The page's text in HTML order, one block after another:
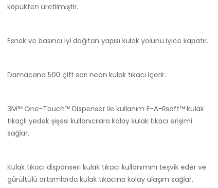
köpükten üretilmiştir.
Esnek ve basıncı iyi dağıtan yapısı kulak yolunu iyice kapatır.
Damacana 500 çift sarı neon kulak tıkacı içerir.
3M™ One-Touch™ Dispenser ile kullanım E-A-Rsoft™ kulak
tıkaçlı yedek şişesi kullanıcılara kolay kulak tıkacı erişimi
sağlar.
Kulak tıkacı dispanseri kulak tıkacı kullanımını teşvik eder ve
gürültülü ortamlarda kulak tıkacına kolay ulaşım sağlar.